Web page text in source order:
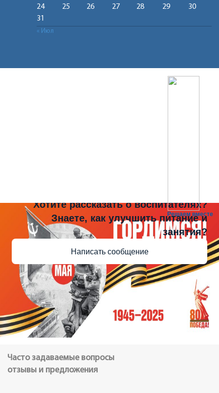
24
25 26 27 28 29
30
31
« Июл
Решаем вместе
Хотите рассказать о воспитателях?
Знаете, как улучшить питание и
занятия?
Написать сообщение
Часто задаваемые вопросы
отзывы и предложения